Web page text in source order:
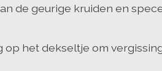
de geurige kruiden en
het dekseltje om